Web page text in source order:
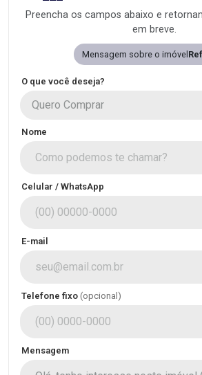
Preencha os campos abaixo e
em breve.
Mensagem sobre o imóvel
O que você deseja?
Quero Comprar
Nome
Celular / WhatsApp
E-mail
Telefone fixo (opcional)
Mensagem